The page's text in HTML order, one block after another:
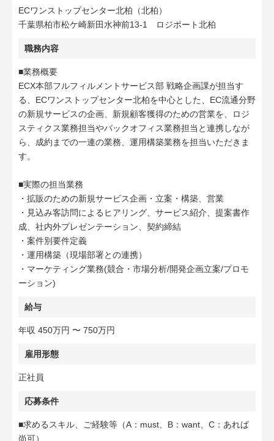
ECワンストップセンター北柏（北柏）
千葉県柏市松ケ崎新田水神前13-1 ロジポート北柏
職務内容
■業務概要
ECX本部フルフィルメントサービス部 戦略企画課が担当す
る、ECワンストップセンター北柏を中心とした、EC流通分野
の新規サービスの企画、新規顧客獲得のための営業を、ロジ
スティクス業務担当やバックオフィス業務担当と連携しなが
ら、成約までの一連の業務、運用構築業務を担当いただきま
す。
■実際の担当業務
・拡販のための新規サービス企画・立案・構築、営業
・見込み客訪問によるヒアリング、サービス紹介、提案書作
成、社内外プレゼンテーション、契約締結
・案件別要件定義
・運用構築（現場部署との連携）
・マーケティング業務(競合・市場分析/開発企画立案/プロモ
ーション)
給与
年収 450万円 〜 750万円
雇用形態
正社員
応募条件
■求めるスキル、ご経験等（A：must、B：want、C：あれば
尚可）